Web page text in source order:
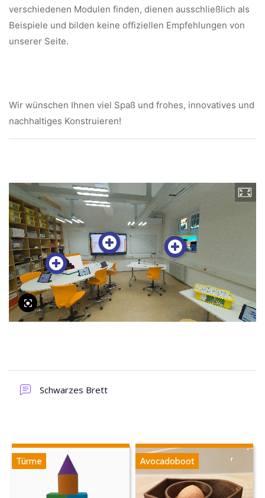
verschiedenen Modulen finden, dienen ausschließlich als
Beispiele und bilden keine offiziellen Empfehlungen von
unserer Seite.
Wir wünschen Ihnen viel Spaß und frohes, innovatives und
nachhaltiges Konstruieren!
Schwarzes Brett
Türme Avocadoboot